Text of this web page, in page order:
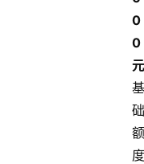
0
0
元
基
础
额
度